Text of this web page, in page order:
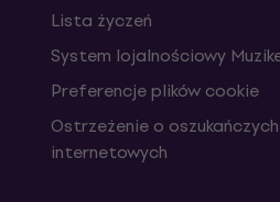
Lista życzeń
System lojalnościowy
Preferencje plików cookie
Ostrzeżenie o
internetowych